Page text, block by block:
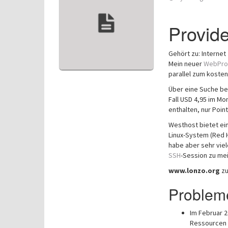
Gehört zu: Internet
Mein neuer
parallel zum
Über eine Suche
Fall USD 4,95 im
enthalten, nur
Westhost bietet
Linux-System
habe aber sehr
SSH-Session zu
www.lonzo.org
Im Februar